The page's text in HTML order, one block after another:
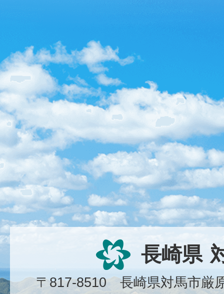
長崎県
〒817-8510 長崎県対馬市